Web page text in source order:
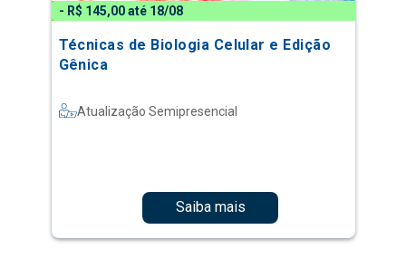
- R$ 145,00 até 18/08
Técnicas de Biologia Celular e Edição
Gênica
Atualização Semipresencial
Saiba mais